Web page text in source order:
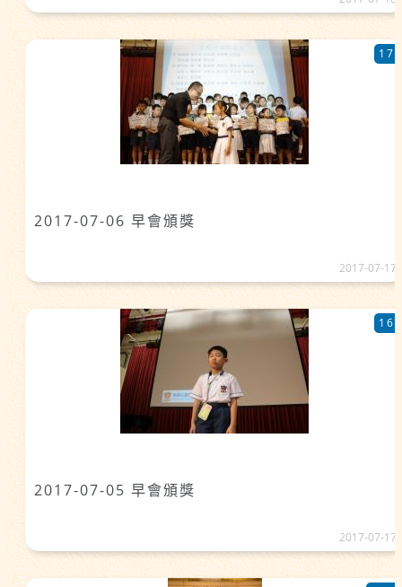
2017-07-06 早會頒獎
17
2017-07-17
2017-07-05 早會頒獎
16
2017-07-17